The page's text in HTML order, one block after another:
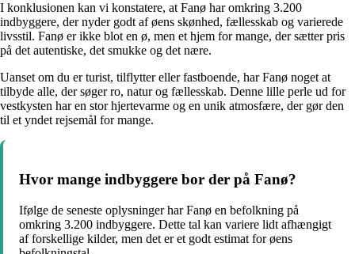
I konklusionen kan vi konstatere, at Fanø har omkring 3.200
indbyggere, der nyder godt af øens skønhed, fællesskab og varierede
livsstil. Fanø er ikke blot en ø, men et hjem for mange, der sætter pris
på det autentiske, det smukke og det nære.
Uanset om du er turist, tilflytter eller fastboende, har Fanø noget at
tilbyde alle, der søger ro, natur og fællesskab. Denne lille perle ud for
vestkysten har en stor hjertevarme og en unik atmosfære, der gør den
til et yndet rejsemål for mange.
Hvor mange indbyggere bor der på Fanø?
Ifølge de seneste oplysninger har Fanø en befolkning på
omkring 3.200 indbyggere. Dette tal kan variere lidt afhængigt
af forskellige kilder, men det er et godt estimat for øens